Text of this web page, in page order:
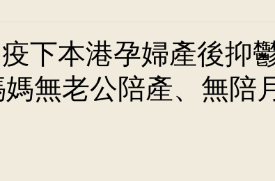
生 麥偉傑醫生 心臟科 李家輝醫生
疫下本港孕婦產後抑
無老公陪產、無陪